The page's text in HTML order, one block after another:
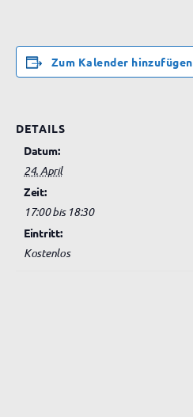
Zum Kalender hinzufügen
DETAILS
Datum:
24. April
Zeit:
17:00 bis 18:30
Eintritt:
Kostenlos